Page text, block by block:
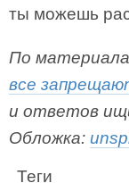
ты можешь
По
все
и ответов
Обложка:
Теги